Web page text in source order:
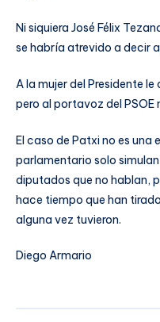
Ni siquiera José Félix
se habría atrevido a decir
A la mujer del Presidente
pero al portavoz del PSOE
El caso de Patxi no es una
parlamentario solo
diputados que no hablan,
hace tiempo que han
alguna vez tuvieron.
Diego Armario